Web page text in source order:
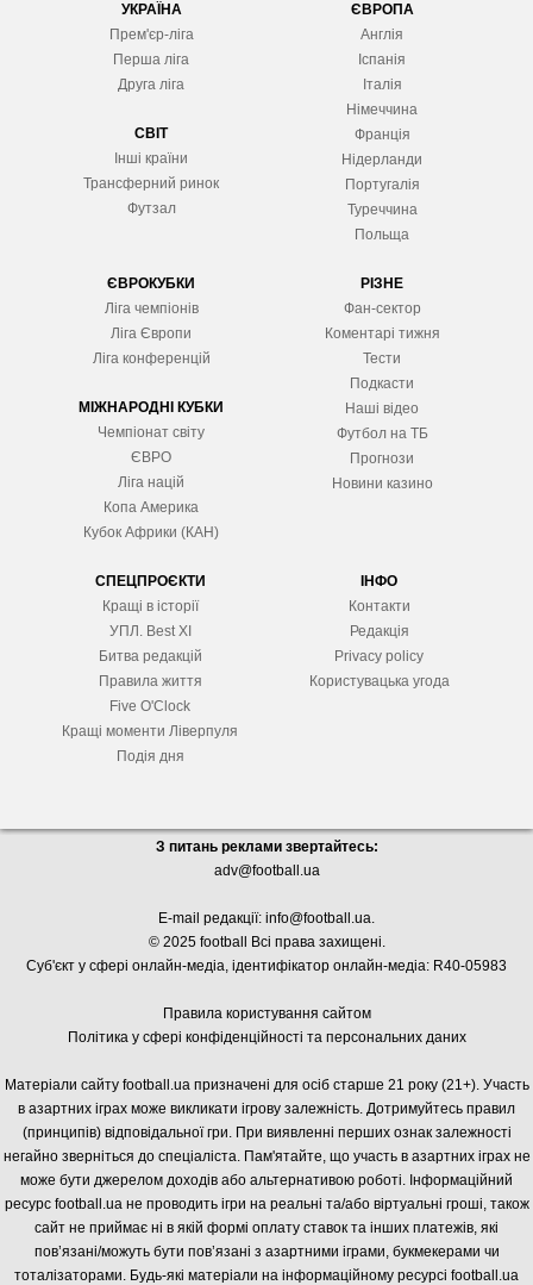
УКРАЇНА
Прем'єр-ліга
Перша ліга
Друга ліга
СВІТ
Інші країни
Трансферний ринок
Футзал
ЄВРОПА
Англія
Іспанія
Італія
Німеччина
Франція
Нідерланди
Португалія
Туреччина
Польща
ЄВРОКУБКИ
Ліга чемпіонів
Ліга Європи
Ліга конференцій
МІЖНАРОДНІ КУБКИ
Чемпіонат світу
ЄВРО
Ліга націй
Копа Америка
Кубок Африки (КАН)
РІЗНЕ
Фан-сектор
Коментарі тижня
Тести
Подкасти
Наші відео
Футбол на ТБ
Прогнози
Новини казино
СПЕЦПРОЄКТИ
Кращі в історії
УПЛ. Best XІ
Битва редакцій
Правила життя
Five O'Clock
Кращі моменти Ліверпуля
Подія дня
ІНФО
Контакти
Редакція
Privacy policy
Користувацька угода
З питань реклами звертайтесь:
adv@football.ua
E-mail редакції: info@football.ua.
© 2025 football Всі права захищені.
Суб'єкт у сфері онлайн-медіа, ідентифікатор онлайн-медіа: R40-05983
Правила користування сайтом
Політика у сфері конфіденційності та персональних даних
Матеріали сайту football.ua призначені для осіб старше 21 року (21+). Участь
в азартних іграх може викликати ігрову залежність. Дотримуйтесь правил
(принципів) відповідальної гри. При виявленні перших ознак залежності
негайно зверніться до спеціаліста. Пам'ятайте, що участь в азартних іграх не
може бути джерелом доходів або альтернативою роботі. Інформаційний
ресурс football.ua не проводить ігри на реальні та/або віртуальні гроші, також
сайт не приймає ні в якій формі оплату ставок та інших платежів, які
пов’язані/можуть бути пов’язані з азартними іграми, букмекерами чи
тоталізаторами. Будь-які матеріали на інформаційному ресурсі football.ua